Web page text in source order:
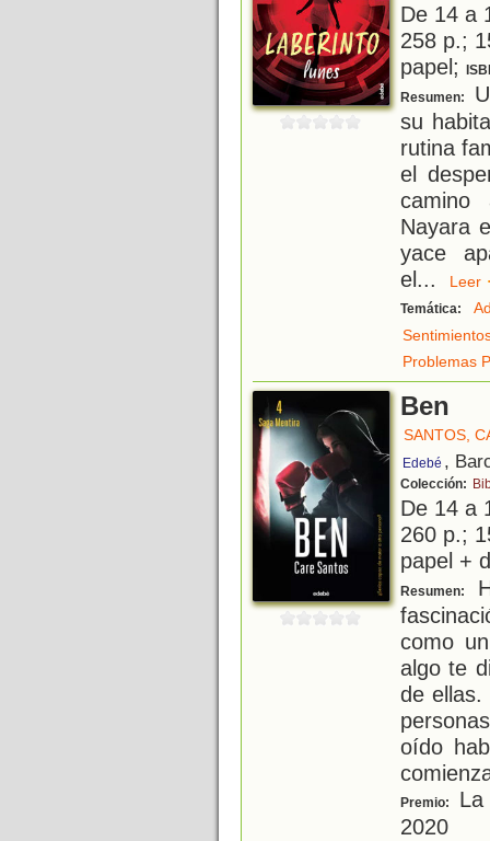
De 14 a
258 p.;
papel;
Resumen:
su
rutina
el
camino
Nayara
yace
el...
Temática:
Problemas
Ben
SANTOS,
Edebé ,
Colección:
De 14 a
260 p.;
papel +
Resumen:
como
algo te
de
oído
Premio:
La
2020